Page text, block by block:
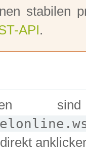
stabilen
API.